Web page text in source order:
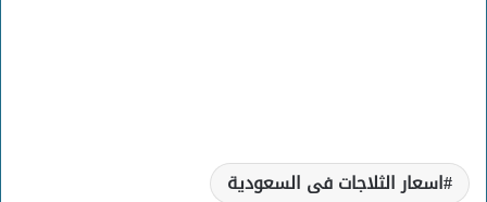
اسعار الثلاجات فى السعودية